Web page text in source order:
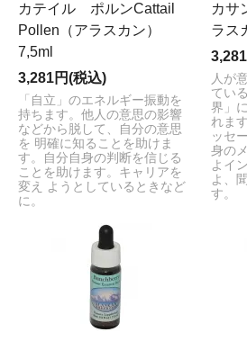
カテイル ポルンCattail
Pollen（アラスカン）
7,5ml
3,281円(税込)
「自立」のエネルギー振動を
持ちます。他人の意思の影響
などから脱して、自分の意思
を 明確に知ることを助けま
す。自分自身の判断を信じる
ことを助けます。キャリアを
変え ようとしているときなど
に。
カサ
ラス
人が
てい
界」
れま
ッセ
身の
よイ
よ、
す。